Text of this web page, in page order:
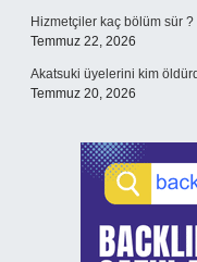
Hizmetçiler kaç bölüm sür ?
Temmuz 22, 2026
Akatsuki üyelerini kim
Temmuz 20, 2026